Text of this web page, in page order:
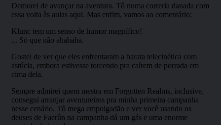
“Parabéns pelo cast.”; “RPG Next de volta a todo
vapor!”; “imagino que deve ser muito trabalhoso
qualidade parabéns.”
– Joseph Mugiwara (ouvinte) –
“Adorei a nova temporada, agora com mais